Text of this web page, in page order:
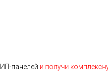
панелей и получи